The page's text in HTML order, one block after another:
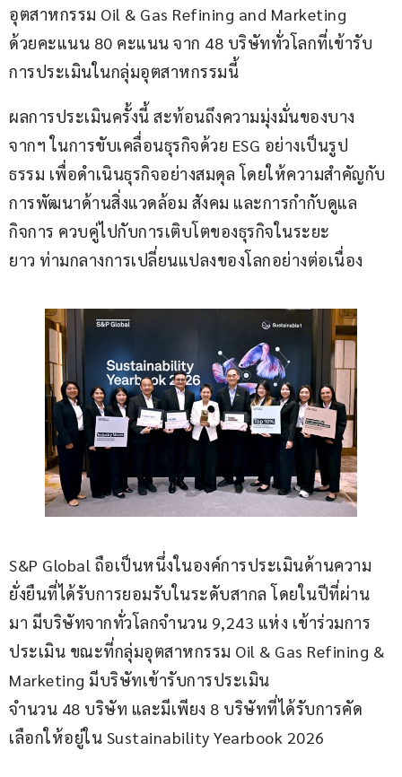
อุตสาหกรรม Oil & Gas Refining and Marketing
ด้วยคะแนน 80 คะแนน จาก 48 บริษัททั่วโลกที่เข้ารับ
การประเมินในกลุ่มอุตสาหกรรมนี้
ผลการประเมินครั้งนี้ สะท้อนถึงความมุ่งมั่นของบาง
จากฯ ในการขับเคลื่อนธุรกิจด้วย ESG อย่างเป็นรูป
ธรรม เพื่อดำเนินธุรกิจอย่างสมดุล โดยให้ความสำคัญกับ
การพัฒนาด้านสิ่งแวดล้อม สังคม และการกำกับดูแล
กิจการ ควบคู่ไปกับการเติบโตของธุรกิจในระยะ
ยาว ท่ามกลางการเปลี่ยนแปลงของโลกอย่างต่อเนื่อง
S&P Global ถือเป็นหนึ่งในองค์การประเมินด้านความ
ยั่งยืนที่ได้รับการยอมรับในระดับสากล โดยในปีที่ผ่าน
มา มีบริษัทจากทั่วโลกจำนวน 9,243 แห่ง เข้าร่วมการ
ประเมิน ขณะที่กลุ่มอุตสาหกรรม Oil & Gas Refining &
Marketing มีบริษัทเข้ารับการประเมิน
จำนวน 48 บริษัท และมีเพียง 8 บริษัทที่ได้รับการคัด
เลือกให้อยู่ใน Sustainability Yearbook 2026